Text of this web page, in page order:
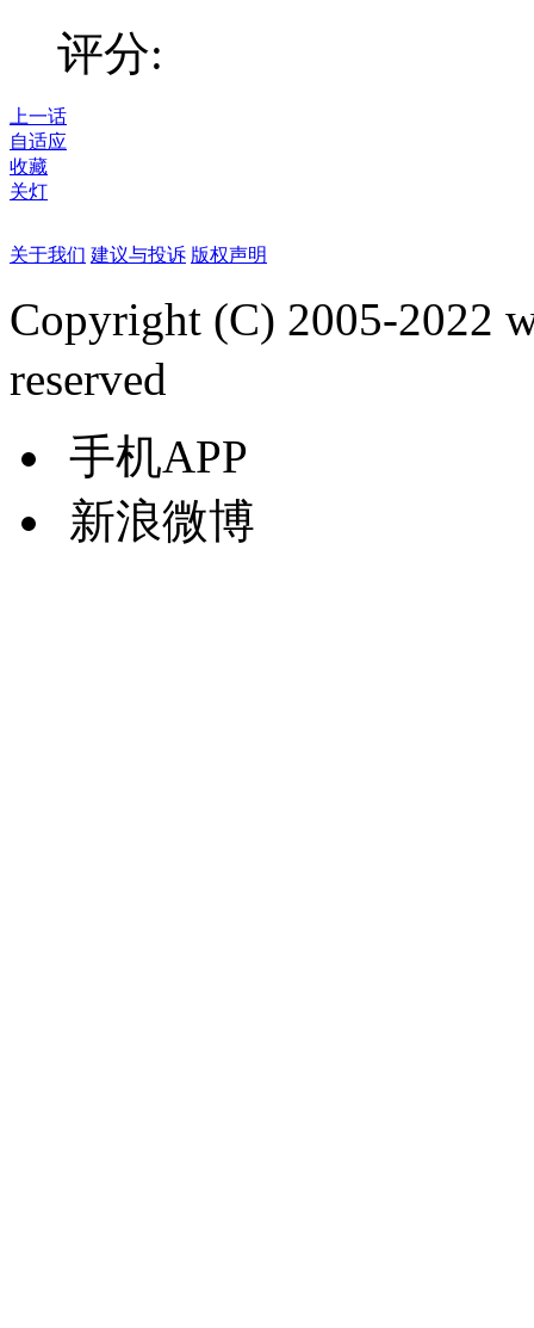
评分:
上一话
自适应
收藏
关灯
关于我们 建议与投诉 版权声明
Copyright (C) 2005-2022
reserved
手机APP
新浪微博